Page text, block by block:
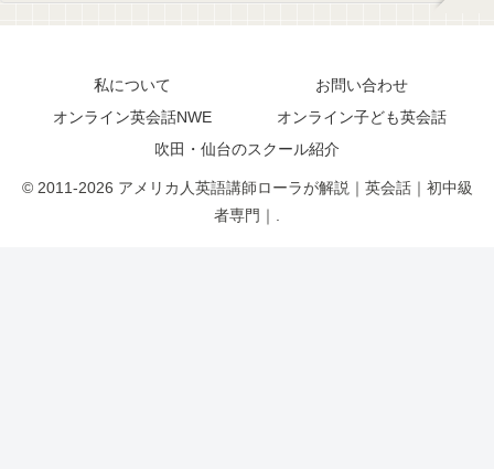
私について
お問い合わせ
オンライン英会話NWE
オンライン子ども英会話
吹田・仙台のスクール紹介
© 2011-2026 アメリカ人英語講師ローラが解説｜英会話｜初中級
者専門｜.